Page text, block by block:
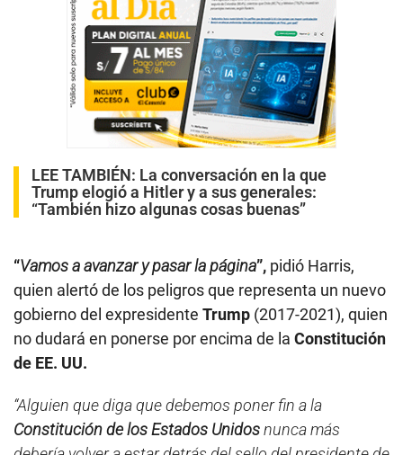
LEE TAMBIÉN: La conversación en la que
Trump elogió a Hitler y a sus generales:
“También hizo algunas cosas buenas”
“Vamos a avanzar y pasar la página”, pidió Harris,
quien alertó de los peligros que representa un nuevo
gobierno del expresidente Trump (2017-2021), quien
no dudará en ponerse por encima de la Constitución
de EE. UU.
“Alguien que diga que debemos poner fin a la
Constitución de los Estados Unidosnunca más